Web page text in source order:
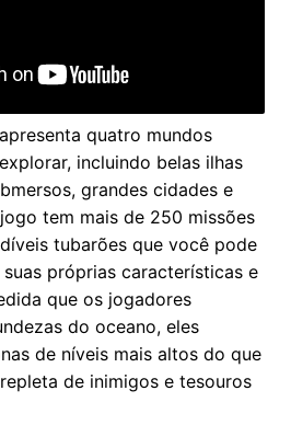
quatro mundos
incluindo belas ilhas
grandes cidades e
tem mais de 250 missões
tubarões que você pode
próprias características e
que os jogadores
do oceano, eles
de níveis mais altos do que
de inimigos e tesouros